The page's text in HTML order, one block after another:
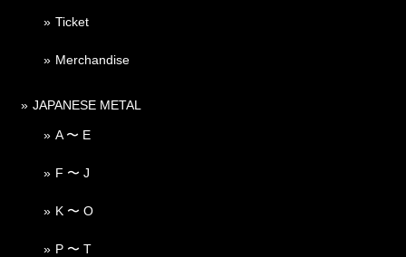
Ticket
Merchandise
JAPANESE METAL
A 〜 E
F 〜 J
K 〜 O
P 〜 T